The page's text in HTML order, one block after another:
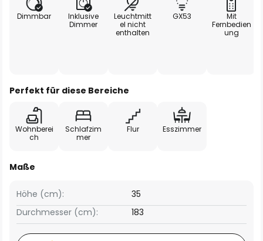
Dimmbar
Inklusive
Dimmer
Leuchtmitt
el nicht
enthalten
GX53
Mit
Fernbedien
ung
Perfekt für diese Bereiche
Wohnberei
ch
Schlafzim
mer
Flur Esszimmer
Maße
Höhe (cm):
35
Durchmesser (cm):
183